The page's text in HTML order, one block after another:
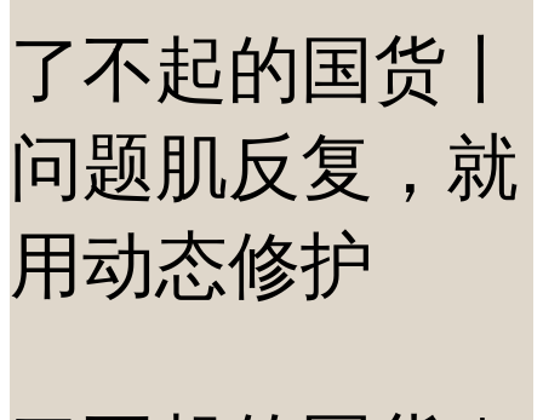
了不起的国货丨
问题肌反复，就
用动态修护